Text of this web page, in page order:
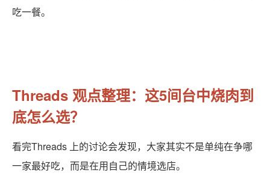
吃一餐。
Threads 观点整理：这5间台中烧肉到
底怎么选？
看完Threads 上的讨论会发现，大家其实不是单纯在争哪
一家最好吃，而是在用自己的情境选店。